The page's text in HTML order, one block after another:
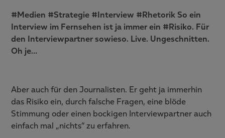
#Medien #Strategie #Interview #Rhetorik So ein
Interview im Fernsehen ist ja immer ein #Risiko. Für
den Interviewpartner sowieso. Live. Ungeschnitten.
Oh je…
Aber auch für den Journalisten. Er geht ja immerhin
das Risiko ein, durch falsche Fragen, eine blöde
Stimmung oder einen bockigen Interviewpartner auch
einfach mal „nichts“ zu erfahren.